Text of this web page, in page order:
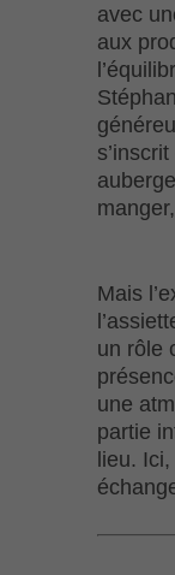
avec
aux
Mais
un rôle
une
partie
lieu.